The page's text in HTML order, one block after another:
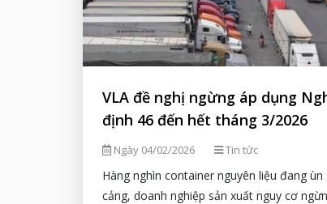
VLA đề nghị ngừng áp dụng
định 46 đến hết tháng 3/2026
Ngày 04/02/2026 Tin tức
Hàng nghìn container nguyên liệu đang ùn
cảng, doanh nghiệp sản xuất nguy cơ